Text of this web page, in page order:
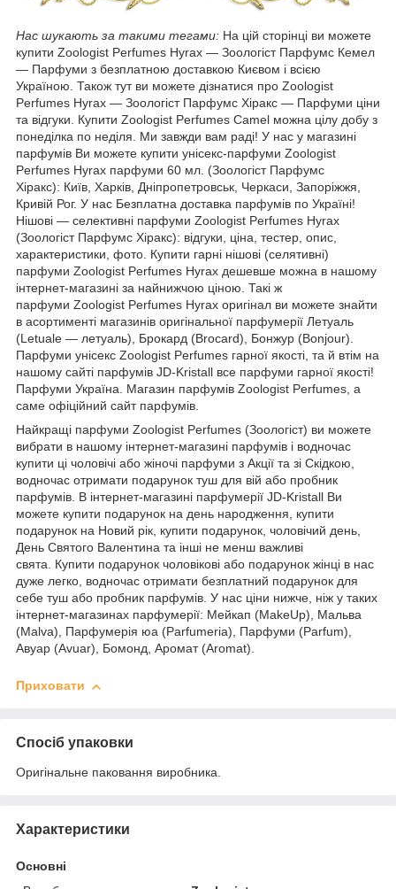
Нас шукають за такими тегами: На цій сторінці ви можете
купити Zoologist Perfumes Hyrax — Зоологіст Парфумс Кемел
— Парфуми з безплатною доставкою Києвом і всією
Україною. Також тут ви можете дізнатися про Zoologist
Perfumes Hyrax — Зоологіст Парфумс Хіракс — Парфуми ціни
та відгуки. Купити Zoologist Perfumes Camel можна цілу добу з
понеділка по неділя. Ми завжди вам раді! У нас у магазині
парфумів Ви можете купити унісекс-парфуми Zoologist
Perfumes Hyrax парфуми 60 мл. (Зоологіст Парфумс
Хіракс): Київ, Харків, Дніпропетровськ, Черкаси, Запоріжжя,
Кривій Рог. У нас Безплатна доставка парфумів по Україні!
Нішові — селективні парфуми Zoologist Perfumes Hyrax
(Зоологіст Парфумс Хіракс): відгуки, ціна, тестер, опис,
характеристики, фото. Купити гарні нішові (селятивні)
парфуми Zoologist Perfumes Hyrax дешевше можна в нашому
інтернет-магазині за найнижчою ціною. Такі ж
парфуми Zoologist Perfumes Hyrax оригінал ви можете знайти
в асортименті магазинів оригінальної парфумерії Летуаль
(Letuale — летуаль), Брокард (Brocard), Бонжур (Bonjour).
Парфуми унісекс Zoologist Perfumes гарної якості, та й втім на
нашому сайті парфумів JD-Kristall все парфуми гарної якості!
Парфуми Україна. Магазин парфумів Zoologist Perfumes, а
саме офіційний сайт парфумів.
Найкращі парфуми Zoologist Perfumes (Зоологіст) ви можете
вибрати в нашому інтернет-магазині парфумів і водночас
купити ці чоловічі або жіночі парфуми з Акції та зі Скідкою,
водночас отримати подарунок туш для вій або пробник
парфумів. В інтернет-магазині парфумерії JD-Kristall Ви
можете купити подарунок на день народження, купити
подарунок на Новий рік, купити подарунок, чоловічий день,
День Святого Валентина та інші не менш важливі
свята. Купити подарунок чоловікові або подарунок жінці в нас
дуже легко, водночас отримати безплатний подарунок для
себе туш або пробник парфумів. У нас ціни нижче, ніж у таких
інтернет-магазинах парфумерії: Мейкап (MakeUp), Мальва
(Malva), Парфумерія юа (Parfumeria), Парфуми (Parfum),
Авуар (Avuar), Бомонд, Аромат (Aromat).
Приховати
Спосіб упаковки
Оригінальне паковання виробника.
Характеристики
Основні